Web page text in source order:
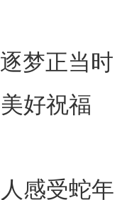
梦正当时
好祝福
感受蛇年